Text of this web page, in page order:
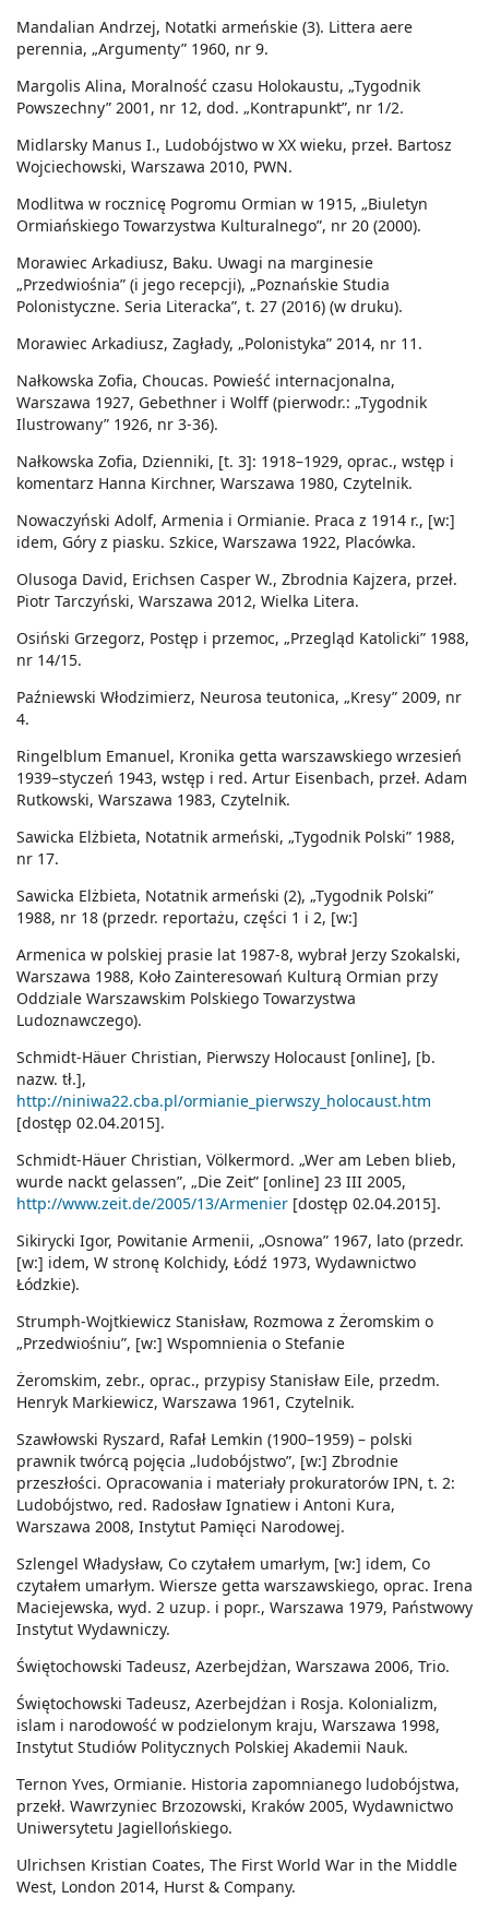
Mandalian Andrzej, Notatki armeńskie (3). Littera aere
perennia, „Argumenty” 1960, nr 9.
Margolis Alina, Moralność czasu Holokaustu, „Tygodnik
Powszechny” 2001, nr 12, dod. „Kontrapunkt”, nr 1/2.
Midlarsky Manus I., Ludobójstwo w XX wieku, przeł. Bartosz
Wojciechowski, Warszawa 2010, PWN.
Modlitwa w rocznicę Pogromu Ormian w 1915, „Biuletyn
Ormiańskiego Towarzystwa Kulturalnego”, nr 20 (2000).
Morawiec Arkadiusz, Baku. Uwagi na marginesie
„Przedwiośnia” (i jego recepcji), „Poznańskie Studia
Polonistyczne. Seria Literacka”, t. 27 (2016) (w druku).
Morawiec Arkadiusz, Zagłady, „Polonistyka” 2014, nr 11.
Nałkowska Zofia, Choucas. Powieść internacjonalna,
Warszawa 1927, Gebethner i Wolff (pierwodr.: „Tygodnik
Ilustrowany” 1926, nr 3-36).
Nałkowska Zofia, Dzienniki, [t. 3]: 1918–1929, oprac., wstęp i
komentarz Hanna Kirchner, Warszawa 1980, Czytelnik.
Nowaczyński Adolf, Armenia i Ormianie. Praca z 1914 r., [w:]
idem, Góry z piasku. Szkice, Warszawa 1922, Placówka.
Olusoga David, Erichsen Casper W., Zbrodnia Kajzera, przeł.
Piotr Tarczyński, Warszawa 2012, Wielka Litera.
Osiński Grzegorz, Postęp i przemoc, „Przegląd Katolicki” 1988,
nr 14/15.
Paźniewski Włodzimierz, Neurosa teutonica, „Kresy” 2009, nr
4.
Ringelblum Emanuel, Kronika getta warszawskiego wrzesień
1939–styczeń 1943, wstęp i red. Artur Eisenbach, przeł. Adam
Rutkowski, Warszawa 1983, Czytelnik.
Sawicka Elżbieta, Notatnik armeński, „Tygodnik Polski” 1988,
nr 17.
Sawicka Elżbieta, Notatnik armeński (2), „Tygodnik Polski”
1988, nr 18 (przedr. reportażu, części 1 i 2, [w:]
Armenica w polskiej prasie lat 1987-8, wybrał Jerzy Szokalski,
Warszawa 1988, Koło Zainteresowań Kulturą Ormian przy
Oddziale Warszawskim Polskiego Towarzystwa
Ludoznawczego).
Schmidt-Häuer Christian, Pierwszy Holocaust [online], [b.
nazw. tł.],
http://niniwa22.cba.pl/ormianie_pierwszy_holocaust.htm
[dostęp 02.04.2015].
Schmidt-Häuer Christian, Völkermord. „Wer am Leben blieb,
wurde nackt gelassen”, „Die Zeit” [online] 23 III 2005,
http://www.zeit.de/2005/13/Armenier [dostęp 02.04.2015].
Sikirycki Igor, Powitanie Armenii, „Osnowa” 1967, lato (przedr.
[w:] idem, W stronę Kolchidy, Łódź 1973, Wydawnictwo
Łódzkie).
Strumph-Wojtkiewicz Stanisław, Rozmowa z Żeromskim o
„Przedwiośniu”, [w:] Wspomnienia o Stefanie
Żeromskim, zebr., oprac., przypisy Stanisław Eile, przedm.
Henryk Markiewicz, Warszawa 1961, Czytelnik.
Szawłowski Ryszard, Rafał Lemkin (1900–1959) – polski
prawnik twórcą pojęcia „ludobójstwo”, [w:] Zbrodnie
przeszłości. Opracowania i materiały prokuratorów IPN, t. 2:
Ludobójstwo, red. Radosław Ignatiew i Antoni Kura,
Warszawa 2008, Instytut Pamięci Narodowej.
Szlengel Władysław, Co czytałem umarłym, [w:] idem, Co
czytałem umarłym. Wiersze getta warszawskiego, oprac. Irena
Maciejewska, wyd. 2 uzup. i popr., Warszawa 1979, Państwowy
Instytut Wydawniczy.
Świętochowski Tadeusz, Azerbejdżan, Warszawa 2006, Trio.
Świętochowski Tadeusz, Azerbejdżan i Rosja. Kolonializm,
islam i narodowość w podzielonym kraju, Warszawa 1998,
Instytut Studiów Politycznych Polskiej Akademii Nauk.
Ternon Yves, Ormianie. Historia zapomnianego ludobójstwa,
przekł. Wawrzyniec Brzozowski, Kraków 2005, Wydawnictwo
Uniwersytetu Jagiellońskiego.
Ulrichsen Kristian Coates, The First World War in the Middle
West, London 2014, Hurst & Company.